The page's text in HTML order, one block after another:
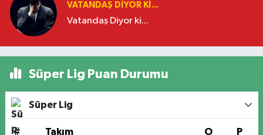
VATANDAŞ DIYOR KI...
Vatandaş Diyor ki...
Süper Lig Puan Durumu
Süper Lig
# Takım O P